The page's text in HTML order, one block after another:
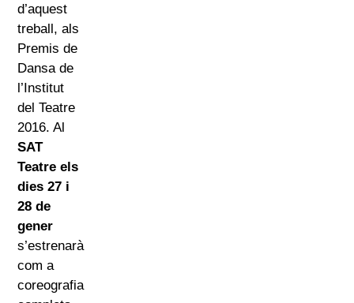
d’aquest
treball, als
Premis de
Dansa de
l’Institut
del Teatre
2016. Al
SAT
Teatre els
dies 27 i
28 de
gener
s’estrenarà
com a
coreografia